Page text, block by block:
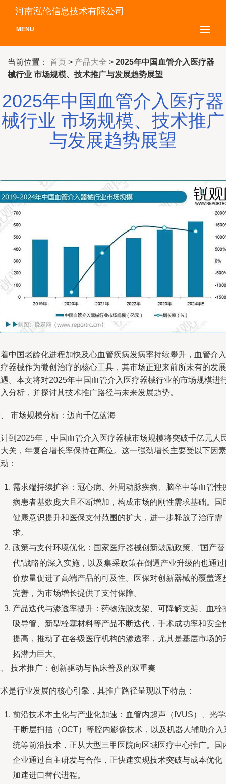
河南泓伦信息技术有限公司
MENU
当前位置： 首页 > 产品大全 > 2025年中国血管介入医疗器
械行业 市场规模、技术推广与发展趋势展望
2025年中国血管介入医疗器
械行业 市场规模、技术推广
与发展趋势展望
中国老龄化进程加快及心血管疾病发病率持续攀升，血管介入
器械作为微创治疗的核心工具，其市场正迎来前所未有的发展
。本文将对2025年中国血管介入医疗器械行业的市场规模进
分析，并探讨其技术推广路径与未来发展趋势。
市场规模分析：迈向千亿蓝海
到2025年，中国血管介入医疗器械市场规模将突破千亿元人
关，年复合增长率保持在高位。这一强劲增长主要受以下因素
：
需求端持续扩容：冠心病、外周动脉疾病、脑卒中等血管性
病患者基数庞大且不断增加，构成市场的刚性需求基础。国
健康意识提升和医保支付范围的扩大，进一步释放了治疗需
求。
政策与支付环境优化：国家医疗器械创新鼓励政策、“国产替
代”战略的深入实施，以及集采政策在倒逼产业升级的也通
价放量促进了高端产品的可及性。医保对创新器械的覆盖逐
完善，为市场增长提供了支付保障。
产品迭代与渗透率提升：药物洗脱支架、可降解支架、血栓
吸导管、新型栓塞材料等产品不断迭代，手术成功率和安全
提高，推动了在各级医疗机构的渗透率，尤其是基层市场的
拓潜力巨大。
技术推广：创新驱动与临床普及的双重奏
是行业发展的核心引擎，其推广路径呈现以下特点：
前沿技术本土化与产业化加速：血管内超声（IVUS）、光
干断层扫描（OCT）等腔内影像技术，以及机器人辅助介入
统等前沿技术，正从大型三甲医院向区域医疗中心推广。国
企业通过自主研发与合作，正快速实现技术突破与成本优化
加速进口替代进程。